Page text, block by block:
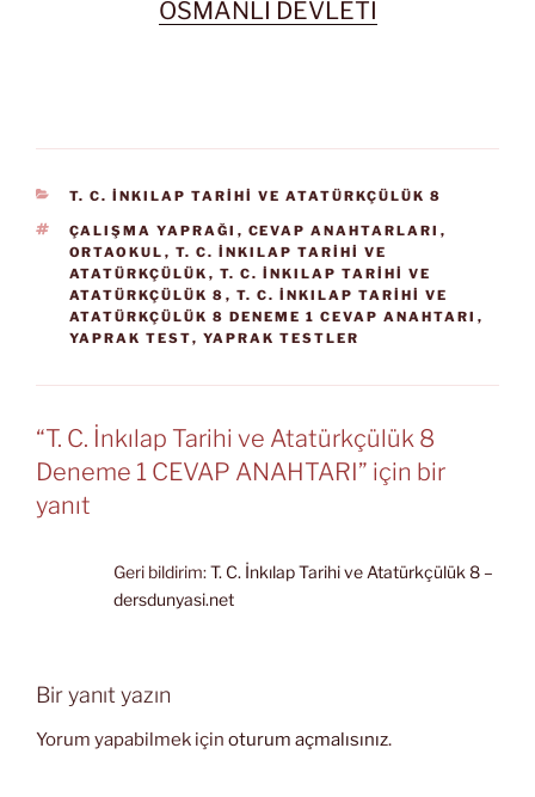
OSMANLI DEVLETİ
KATEGORILER
T. C. İNKILAP TARIHI VE ATATÜRKÇÜLÜK 8
ETIKETLER
ÇALIŞMA YAPRAĞI , CEVAP ANAHTARLARI ,
ORTAOKUL , T. C. İNKILAP TARIHI VE
ATATÜRKÇÜLÜK , T. C. İNKILAP TARIHI VE
ATATÜRKÇÜLÜK 8 , T. C. İNKILAP TARIHI VE
ATATÜRKÇÜLÜK 8 DENEME 1 CEVAP ANAHTARI ,
YAPRAK TEST, YAPRAK TESTLER
“T. C. İnkılap Tarihi ve Atatürkçülük 8
Deneme 1 CEVAP ANAHTARI” için bir
yanıt
Geri bildirim:T. C. İnkılap Tarihi ve Atatürkçülük 8 –
dersdunyasi.net
Bir yanıt yazın
Yorum yapabilmek için oturum açmalısınız.